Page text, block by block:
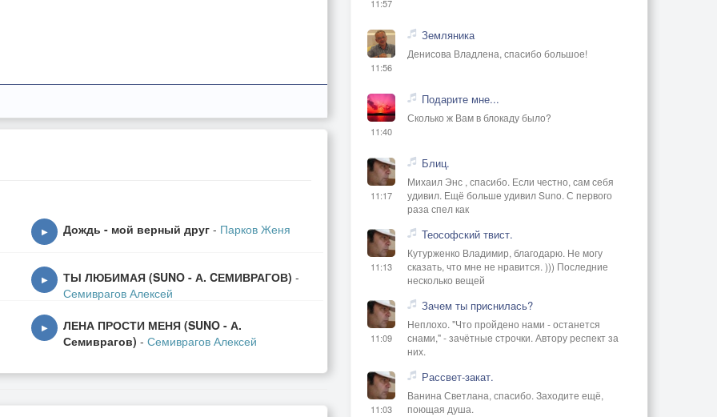
▶ Дождь - мой верный друг - Парков Женя
▶ ТЫ ЛЮБИМАЯ (SUNO - А. CЕМИВРАГОВ) -
Семиврагов Алексей
▶
ЛЕНА ПРОСТИ МЕНЯ (SUNO - А.
Семиврагов) - Семиврагов Алексей
11:57
11:56
Земляника
Денисова Владлена, спасибо большое!
11:40
Подарите мне...
Сколько ж Вам в блокаду было?
11:17
Блиц.
Михаил Энс , спасибо. Если честно, сам себя
удивил. Ещё больше удивил Suno. С первого
раза спел как
11:13
Теософский твист.
Кутурженко Владимир, благодарю. Не могу
сказать, что мне не нравится. ))) Последние
несколько вещей
11:09
Зачем ты приснилась?
Неплохо. "Что пройдено нами - останется
снами," - зачётные строчки. Автору респект за
них.
11:03
Рассвет-закат.
Ванина Светлана, спасибо. Заходите ещё,
поющая душа.